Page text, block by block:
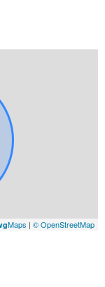
Maps | © OpenStreetMap